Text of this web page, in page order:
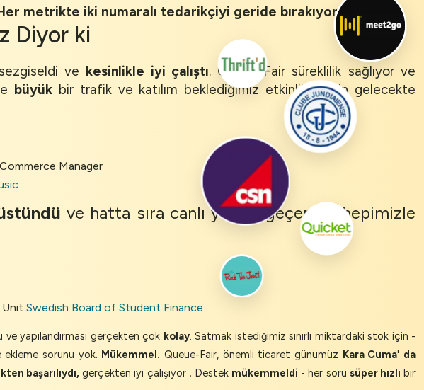
Her metrikte iki numaralı tedarikçiyi geride bırakıyor.
Diyor ki
ve kesinlikle iyi çalıştı. Queue-Fair süreklilik sağlıyor ve
büyükbir trafik ve katılım beklediğimiz etkinlikler için gelecekte
Manager
ve hatta sıra canlı yayına geçerken hepimizle
UnitSwedish Board of Student Finance
ve yapılandırması gerçekten çok kolay. Satmak istediğimiz sınırlı miktardaki stok için -
sorunu yok. Mükemmel. Queue-Fair, önemli ticaret günümüz Kara Cuma' da
başarılıydı, gerçekten iyi çalışıyor . Destek mükemmeldi - her soru süper hızlı bir